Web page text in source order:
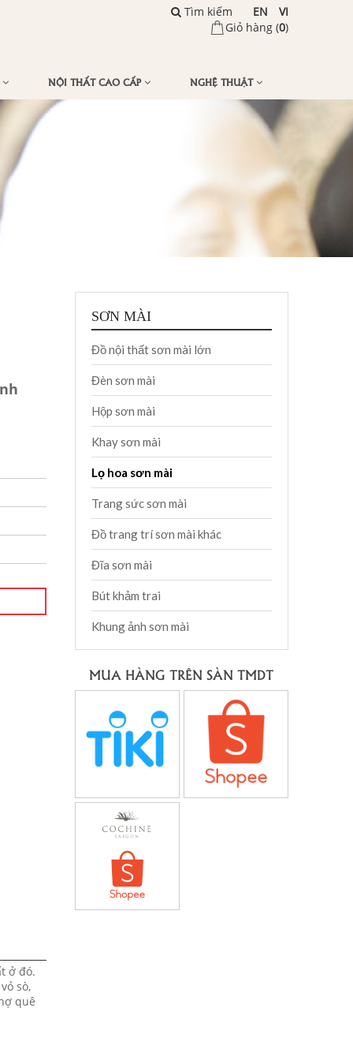
Giỏ hàng (0)
VI
EN
Tìm kiếm
NỘI THẤT CAO CẤP NGHỆ THUẬT
ở đó.
sò,
quê
SƠN MÀI
Đồ nội thất sơn mài lớn
Đèn sơn mài
Hộp sơn mài
Khay sơn mài
Lọ hoa sơn mài
Trang sức sơn mài
Đồ trang trí sơn mài khác
Đĩa sơn mài
Bút khảm trai
Khung ảnh sơn mài
MUA HÀNG TRÊN SÀN TMDT